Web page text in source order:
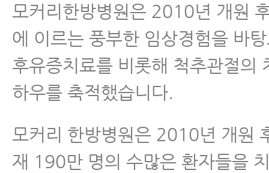
모커리한방병원은 2010년 개원
에 이르는 풍부한 임상경험을 바
후유증치료를 비롯해 척추관절의
하우를 축적했습니다.
모커리 한방병원은 2010년 개원
재 190만 명의 수많은 환자들을